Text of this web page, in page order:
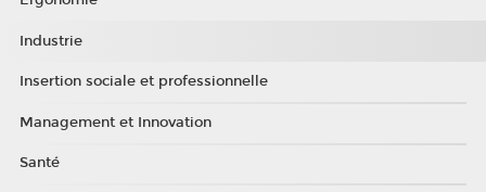
Industrie
Insertion sociale et professionnelle
Management et Innovation
Santé